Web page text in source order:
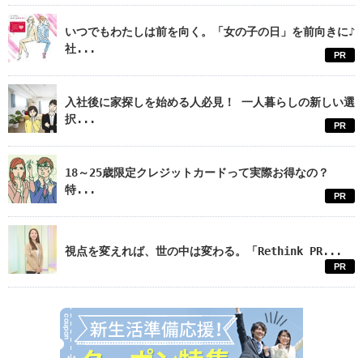
いつでもわたしは前を向く。「女の子の日」を前向きに♪
社...
PR
入社後に家探しを始める人必見！ 一人暮らしの新しい選
択...
PR
18～25歳限定クレジットカードって実際お得なの？
特...
PR
視点を変えれば、世の中は変わる。「Rethink PR...
PR